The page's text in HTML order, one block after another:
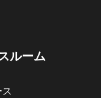
ルーム